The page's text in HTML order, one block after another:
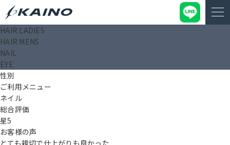
HAIR LADIES
HAIR MENS
NAIL
EYE
匿名
投稿日： 2024.09.13
タイトル（〇〇様）
年齢
性別
ご利用メニュー
ネイル
総合評価
星5
お客様の声
とても親切で仕上がりも良かった